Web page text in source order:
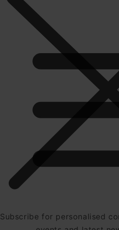
Subscribe for personalised